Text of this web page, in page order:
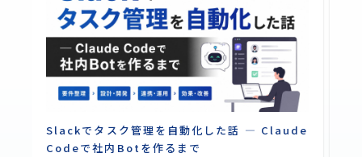
Slackでタスク管理を自動化した話 ― Claude
Codeで社内Botを作るまで